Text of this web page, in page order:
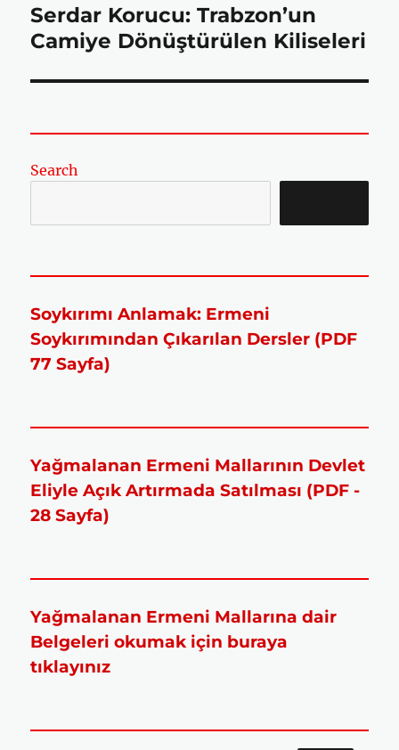
k p
Sonraki
yazı:
Serdar Korucu: Trabzon’un
Camiye Dönüştürülen Kiliseleri
Search
Soykırımı Anlamak: Ermeni
Soykırımından Çıkarılan Dersler (PDF
77 Sayfa)
Yağmalanan Ermeni Mallarının Devlet
Eliyle Açık Artırmada Satılması (PDF -
28 Sayfa)
Yağmalanan Ermeni Mallarına dair
Belgeleri okumak için buraya
tıklayınız